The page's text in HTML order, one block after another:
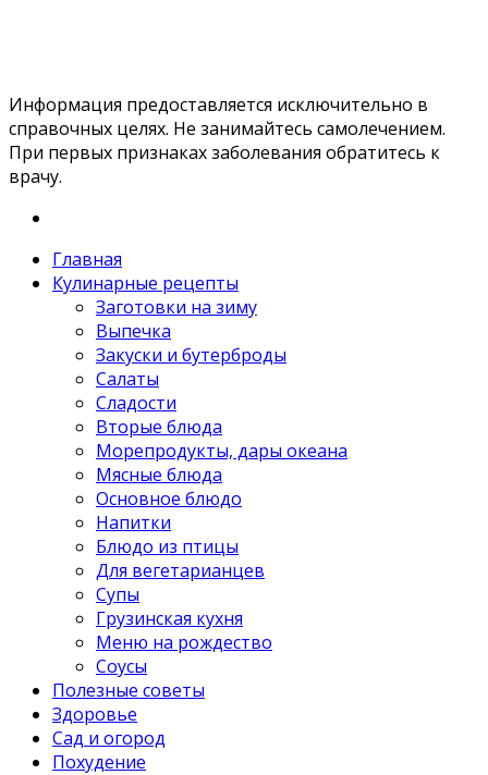
Информация предоставляется исключительно в
справочных целях. Не занимайтесь самолечением.
При первых признаках заболевания обратитесь к
врачу.
Главная
Кулинарные рецепты
Заготовки на зиму
Выпечка
Закуски и бутерброды
Салаты
Сладости
Вторые блюда
Морепродукты, дары океана
Мясные блюда
Основное блюдо
Напитки
Блюдо из птицы
Для вегетарианцев
Супы
Грузинская кухня
Меню на рождество
Соусы
Полезные советы
Здоровье
Сад и огород
Похудение